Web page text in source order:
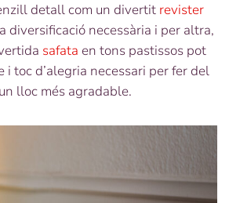
detall com un divertit revister
diversificació necessària i per altra,
safata en tons pastissos pot
i toc d’alegria necessari per fer del
lloc més agradable.